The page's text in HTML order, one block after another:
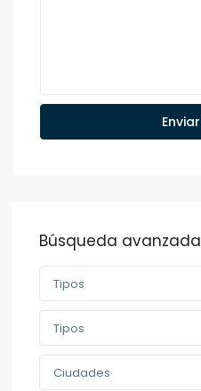
Búsqueda avanzada
Tipos
Tipos
Ciudades